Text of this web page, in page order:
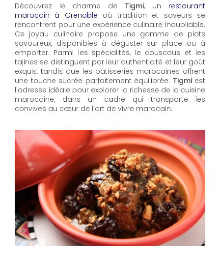
Découvrez le charme de Tigmi, un restaurant
marocain à Grenoble où tradition et saveurs se
rencontrent pour une expérience culinaire inoubliable.
Ce joyau culinaire propose une gamme de plats
savoureux, disponibles à déguster sur place ou à
emporter. Parmi les spécialités, le couscous et les
tajines se distinguent par leur authenticité et leur goût
exquis, tandis que les pâtisseries marocaines offrent
une touche sucrée parfaitement équilibrée. Tigmiest
l'adresse idéale pour explorer la richesse de la cuisine
marocaine, dans un cadre qui transporte les
convives au cœur de l'art de vivre marocain.